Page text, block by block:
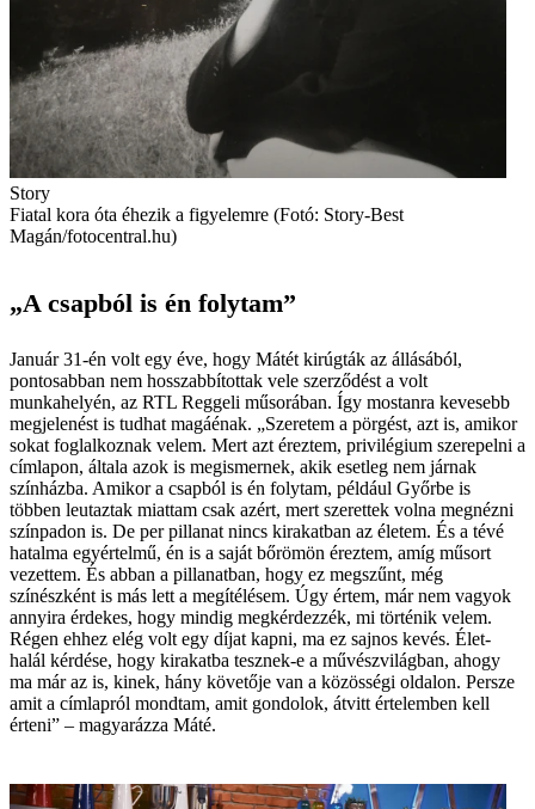
Story
Fiatal kora óta éhezik a figyelemre (Fotó: Story-Best
Magán/fotocentral.hu)
„A csapból is én folytam”
Január 31-én volt egy éve, hogy Mátét kirúgták az állásából,
pontosabban nem hosszabbítottak vele szerződést a volt
munkahelyén, az RTL Reggeli műsorában. Így mostanra kevesebb
megjelenést is tudhat magáénak. „Szeretem a pörgést, azt is, amikor
sokat foglalkoznak velem. Mert azt éreztem, privilégium szerepelni a
címlapon, általa azok is megismernek, akik esetleg nem járnak
színházba. Amikor a csapból is én folytam, például Győrbe is
többen leutaztak miattam csak azért, mert szerettek volna megnézni
színpadon is. De per pillanat nincs kirakatban az életem. És a tévé
hatalma egyértelmű, én is a saját bőrömön éreztem, amíg műsort
vezettem. És abban a pillanatban, hogy ez megszűnt, még
színészként is más lett a megítélésem. Úgy értem, már nem vagyok
annyira érdekes, hogy mindig megkérdezzék, mi történik velem.
Régen ehhez elég volt egy díjat kapni, ma ez sajnos kevés. Élet-
halál kérdése, hogy kirakatba tesznek-e a művészvilágban, ahogy
ma már az is, kinek, hány követője van a közösségi oldalon. Persze
amit a címlapról mondtam, amit gondolok, átvitt értelemben kell
érteni” – magyarázza Máté.